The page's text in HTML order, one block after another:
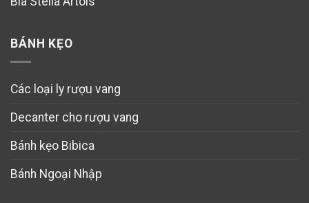
BÁNH KẸO
Các loại ly rượu vang
Decanter cho rượu vang
Bánh kẹo Bibica
Bánh Ngoại Nhập